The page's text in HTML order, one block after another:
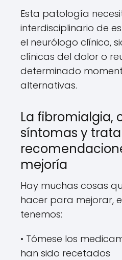
Esta patología
interdisciplinario de
el neurólogo clínico,
clínicas del dolor o
determinado
alternativas.
La fibromialgia,
síntomas y
mejoría
Hay muchas cosas
hacer para mejorar,
tenemos:
• Tómese los
han sido recetados